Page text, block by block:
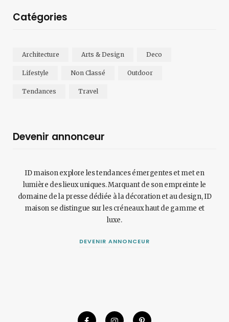
Catégories
Architecture Arts & Design Deco
Lifestyle Non Classé Outdoor
Tendances Travel
Devenir annonceur
ID maison explore les tendances émergentes et met en
lumière des lieux uniques. Marquant de son empreinte le
domaine de la presse dédiée à la décoration et au design, ID
maison se distingue sur les créneaux haut de gamme et
luxe.
DEVENIR ANNONCEUR